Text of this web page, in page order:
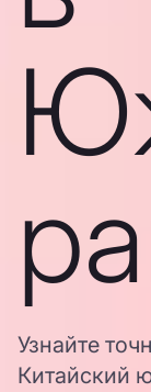
Узнайте
Китайский